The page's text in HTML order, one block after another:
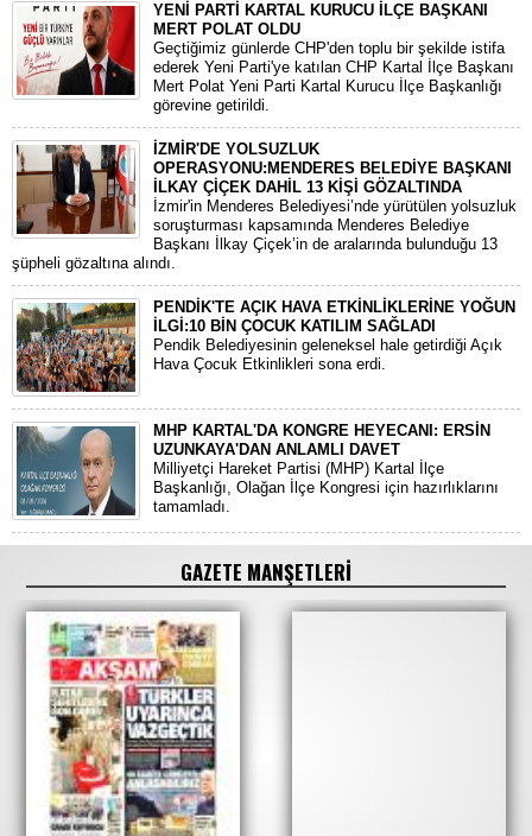
YENİ PARTİ KARTAL KURUCU İLÇE BAŞKANI
MERT POLAT OLDU
Geçtiğimiz günlerde CHP'den toplu bir şekilde istifa
ederek Yeni Parti'ye katılan CHP Kartal İlçe Başkanı
Mert Polat Yeni Parti Kartal Kurucu İlçe Başkanlığı
görevine getirildi.
İZMİR'DE YOLSUZLUK
OPERASYONU:MENDERES BELEDİYE BAŞKANI
İLKAY ÇİÇEK DAHİL 13 KİŞİ GÖZALTINDA
​İzmir'in Menderes Belediyesi’nde yürütülen yolsuzluk
soruşturması kapsamında Menderes Belediye
Başkanı İlkay Çiçek’in de aralarında bulunduğu 13
şüpheli gözaltına alındı.
PENDİK'TE AÇIK HAVA ETKİNLİKLERİNE YOĞUN
İLGİ:10 BİN ÇOCUK KATILIM SAĞLADI
Pendik Belediyesinin geleneksel hale getirdiği Açık
Hava Çocuk Etkinlikleri sona erdi.
MHP KARTAL'DA KONGRE HEYECANI: ERSİN
UZUNKAYA'DAN ANLAMLI DAVET
Milliyetçi Hareket Partisi (MHP) Kartal İlçe
Başkanlığı, Olağan İlçe Kongresi için hazırlıklarını
tamamladı.
GAZETE MANŞETLERİ